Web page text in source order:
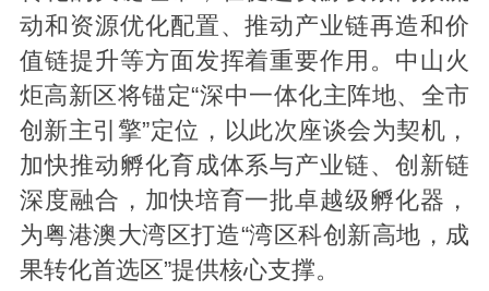
动和资源优化配置、推动产业链再造和价
值链提升等方面发挥着重要作用。中山火
炬高新区将锚定“深中一体化主阵地、全市
创新主引擎”定位，以此次座谈会为契机，
加快推动孵化育成体系与产业链、创新链
深度融合，加快培育一批卓越级孵化器，
为粤港澳大湾区打造“湾区科创新高地，成
果转化首选区”提供核心支撑。